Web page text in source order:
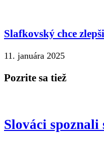
Slafkovský chce
11. januára 2025
Pozrite sa tiež
Slováci